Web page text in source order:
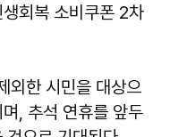
회복 소비쿠폰 2차
외한 시민을 대상으
, 추석 연휴를 앞두